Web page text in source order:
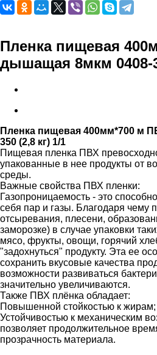
Пленка пищевая
дышащая 8мкм 0408-
Пленка пищевая 400мм*700 м
350 (2,8 кг) 1/1
Пищевая пленка ПВХ
упакованные в нее продукты от
среды.
Важные свойства ПВХ пленки:
Газопроницаемость - это
себя пар и газы. Благодаря чему
отсыревания, плесени,
заморозке) в случае упаковки
мясо, фрукты, овощи, горячий
"задохнуться" продукту. Эта ее
сохранить вкусовые качества
возможности развиваться
значительно увеличиваются.
Также ПВХ плёнка обладает:
Повышенной стойкостью к жирам;
Устойчивостью к механическим
позволяет продолжительное
прозрачность материала.